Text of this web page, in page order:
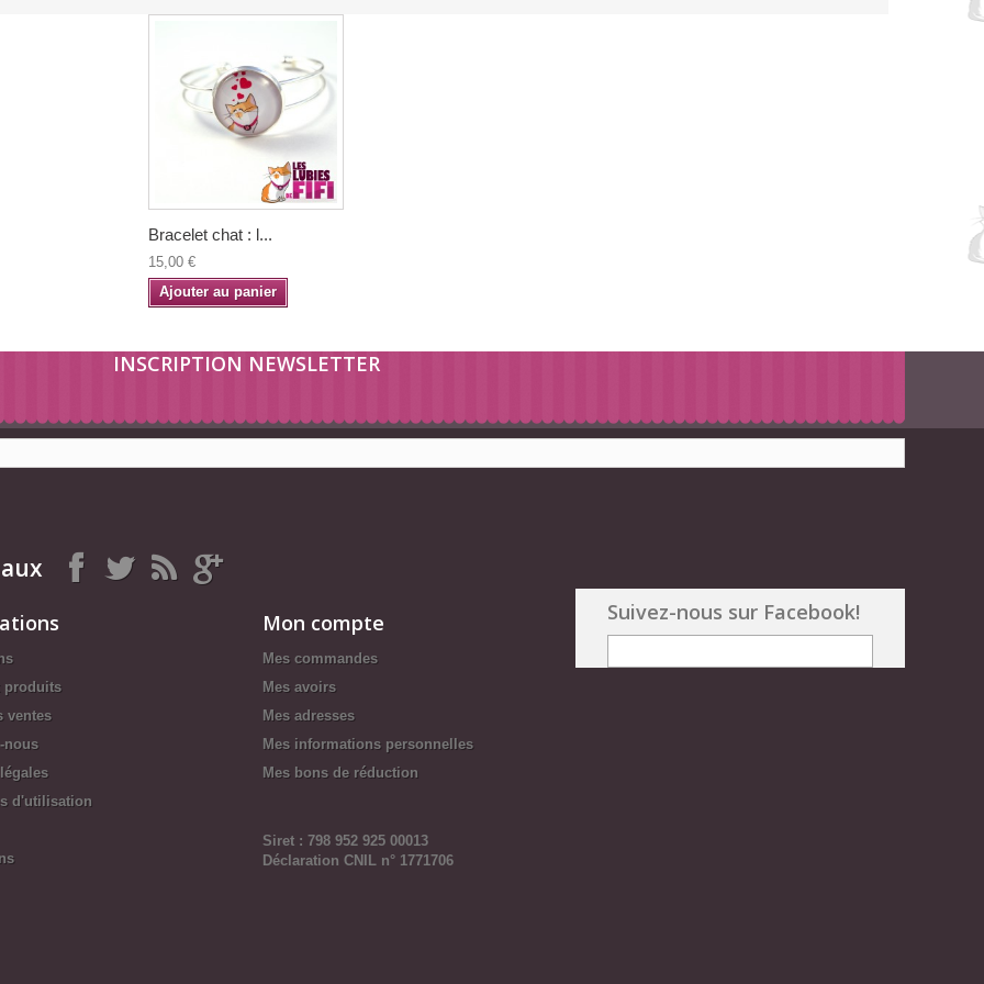
Bracelet chat : l...
15,00 €
Ajouter au panier
INSCRIPTION NEWSLETTER
produits
ventes
nous
d'utilisation
Mon compte
Mes commandes
Mes avoirs
Mes adresses
Mes informations personnelles
Mes bons de réduction
Siret : 798 952 925 00013
Déclaration CNIL n° 1771706
Suivez-nous sur Facebook!